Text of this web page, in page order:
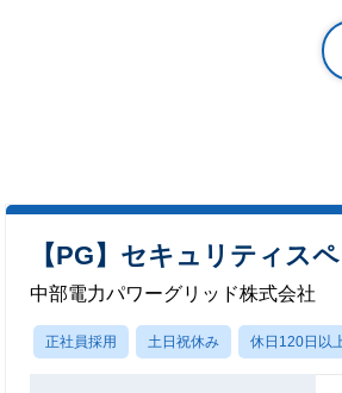
【PG】セキュリティス
中部電力パワーグリッド株式会社
正社員採用 土日祝休み 休日120日以